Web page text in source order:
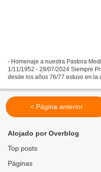
- Homenaje a nuestra Pastora
1/11/1952 - 28/07/2024 Siempre
desde los años 76/77 estuvo en
< Página anterior
Alojado por Overblog
Top posts
Páginas